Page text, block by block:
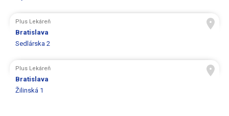
Plus Lekáreň
Bratislava
Sedlárska 2
Plus Lekáreň
Bratislava
Žilinská 1